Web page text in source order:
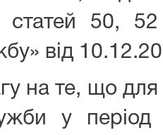
статей 50,
від
на те, що
у період